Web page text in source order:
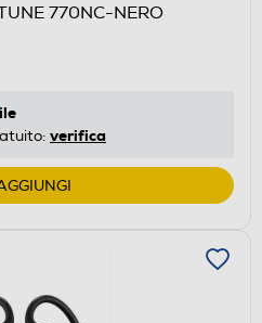
770NC-NERO
verifica